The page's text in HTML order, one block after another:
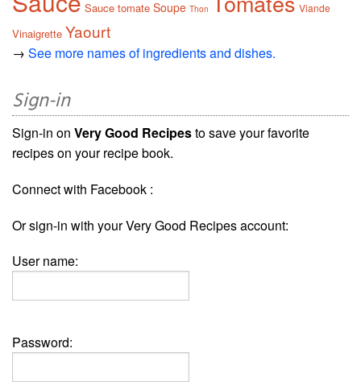
Sauce tomate Soupe Thon Viande
Vinaigrette Yaourt
→ See more names of ingredients and dishes.
Sign-in
Sign-in on Very Good Recipesto save your favorite
recipes on your recipe book.
Connect with Facebook :
Or sign-in with your Very Good Recipes account:
User name:
Password: